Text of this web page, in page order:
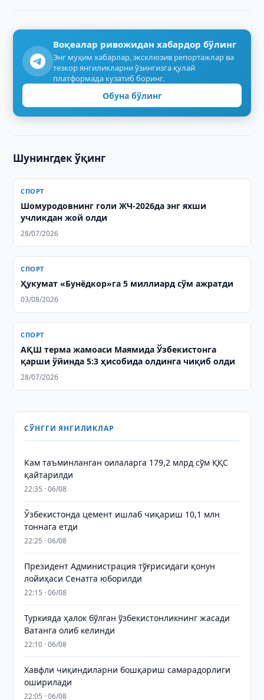
Воқеалар ривожидан хабардор бўлинг
Энг муҳим хабарлар, эксклюзив репортажлар ва
тезкор янгиликларни ўзингизга қулай
платформада кузатиб боринг.
Обуна бўлинг
Шунингдек ўқинг
СПОРТ
Шомуродовнинг голи ЖЧ-2026да энг яхши
учликдан жой олди
28/07/2026
СПОРТ
Ҳукумат «Бунёдкор»га 5 миллиард сўм ажратди
03/08/2026
СПОРТ
АҚШ терма жамоаси Маямида Ўзбекистонга
қарши ўйинда 5:3 ҳисобида олдинга чиқиб олди
28/07/2026
СЎНГГИ ЯНГИЛИКЛАР
Кам таъминланган оилаларга 179,2 млрд сўм ҚҚС
қайтарилди
22:35 · 06/08
Ўзбекистонда цемент ишлаб чиқариш 10,1 млн
тоннага етди
22:25 · 06/08
Президент Администрация тўғрисидаги қонун
лойиҳаси Сенатга юборилди
22:15 · 06/08
Туркияда ҳалок бўлган ўзбекистонликнинг жасади
Ватанга олиб келинди
22:10 · 06/08
Хавфли чиқиндиларни бошқариш самарадорлиги
оширилади
22:05 · 06/08